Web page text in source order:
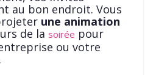
au bon endroit. Vous
une animation
de la soirée pour
ou votre